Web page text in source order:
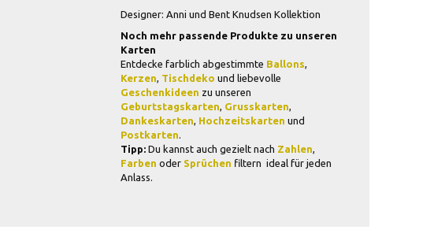
Designer: Anni und Bent Knudsen Kollektion
Noch mehr passende Produkte zu unseren
Karten
Entdecke farblich abgestimmte Ballons
Kerzen Tischdeko und liebevolle
Geschenkideen zu unseren
Geburtstagskarten Grusskarten
Dankeskarten Hochzeitskarten und
Postkarten
Tipp:Du kannst auch gezielt nach Zahlen
Farben oder Sprüchen filtern  ideal für jeden
Anlass.